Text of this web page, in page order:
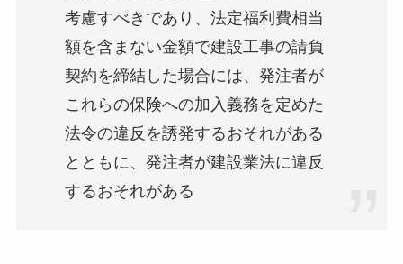
考慮すべきであり、法定福利費相当
額を含まない金額で建設工事の請負
契約を締結した場合には、発注者が
これらの保険への加入義務を定めた
法令の違反を誘発するおそれがある
とともに、発注者が建設業法に違反
するおそれがある